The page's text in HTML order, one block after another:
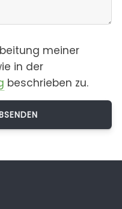
meiner
in der
beschrieben zu.